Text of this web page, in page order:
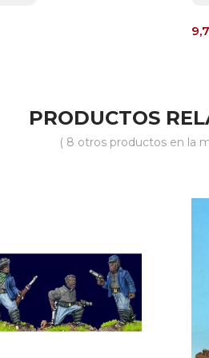
PRODUCTOS
( 8 otros productos en la